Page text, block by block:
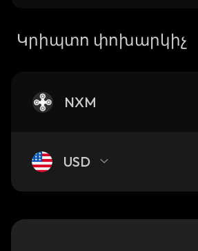
Կրիպտո փոխարկիչ
NXM
USD